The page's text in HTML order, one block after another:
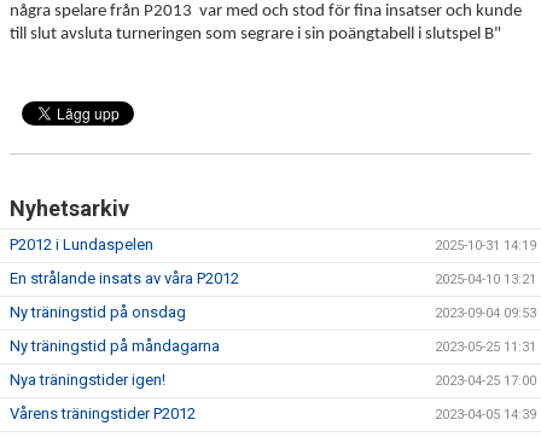
några spelare från P2013 var med och stod för fina insatser och kunde
till slut avsluta turneringen som segrare i sin poängtabell i slutspel B"
Nyhetsarkiv
P2012 i Lundaspelen 2025-10-31 14:19
En strålande insats av våra P2012 2025-04-10 13:21
Ny träningstid på onsdag 2023-09-04 09:53
Ny träningstid på måndagarna 2023-05-25 11:31
Nya träningstider igen! 2023-04-25 17:00
Vårens träningstider P2012 2023-04-05 14:39